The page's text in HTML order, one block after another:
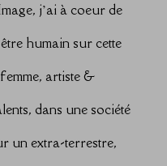
j’ai à coeur de
humain sur cette
artiste &
dans une société
un extra-terrestre,